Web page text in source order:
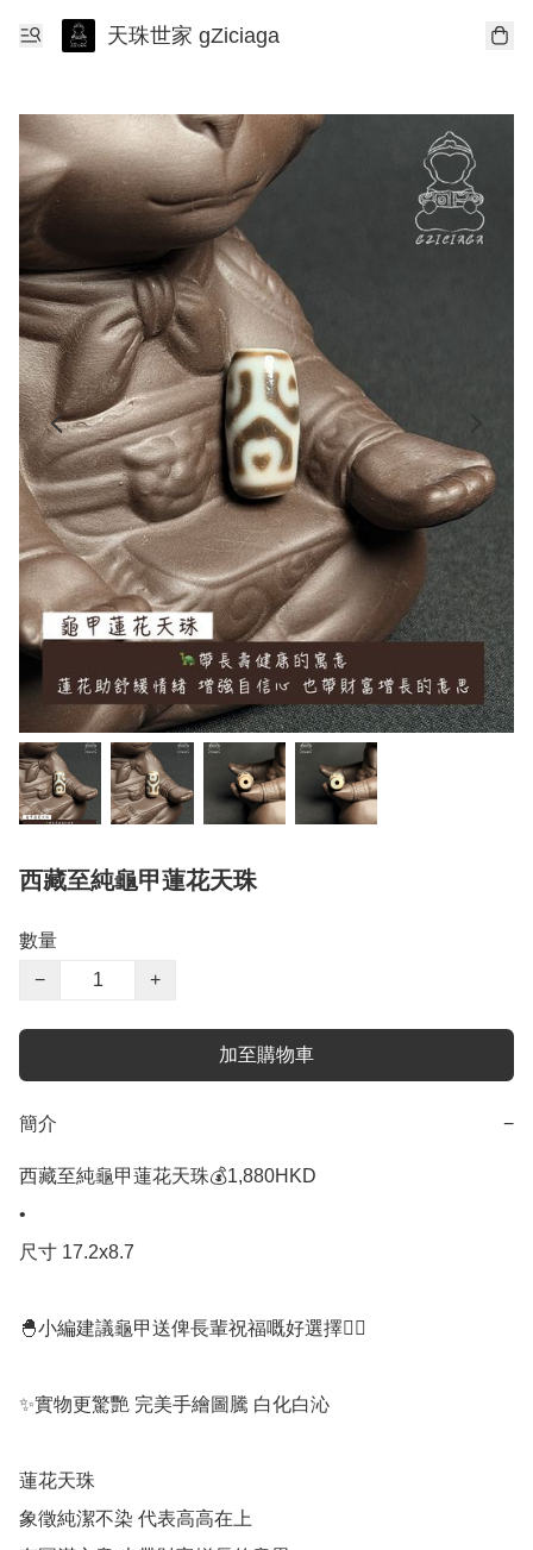
天珠世家 gZiciaga
西藏至純龜甲蓮花天珠
數量
−
+
加至購物車
簡介 −
西藏至純龜甲蓮花天珠💰1,880HKD
•
尺寸 17.2x8.7
🐣小編建議龜甲送俾長輩祝福嘅好選擇👍🏻
✨實物更驚艷 完美手繪圖騰 白化白沁
蓮花天珠
象徵純潔不染 代表高高在上